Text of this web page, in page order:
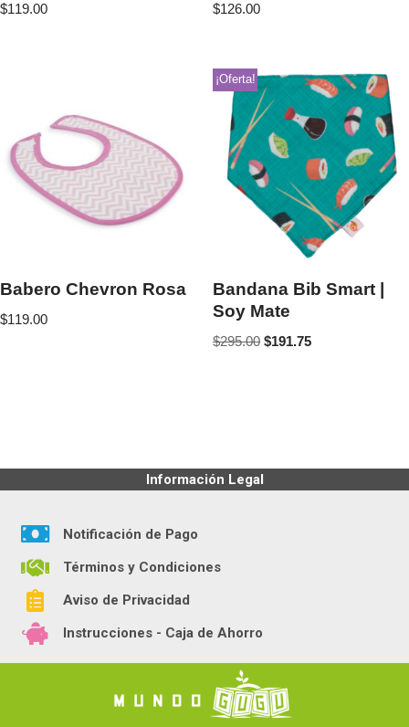
$119.00 $126.00
Babero Chevron Rosa
$119.00
¡Oferta!
Bandana Bib Smart |
Soy Mate
$295.00 $191.75
Información Legal
Notificación de Pago
Términos y Condiciones
Aviso de Privacidad
Instrucciones - Caja de Ahorro